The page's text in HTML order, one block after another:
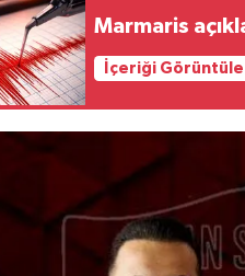
Marmaris
İçeriği Görüntüle